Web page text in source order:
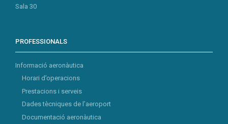
Sala 30
PROFESSIONALS
Informació aeronàutica
Horari d’operacions
Prestacions i serveis
Dades tècniques de l’aeroport
Documentació aeronàutica